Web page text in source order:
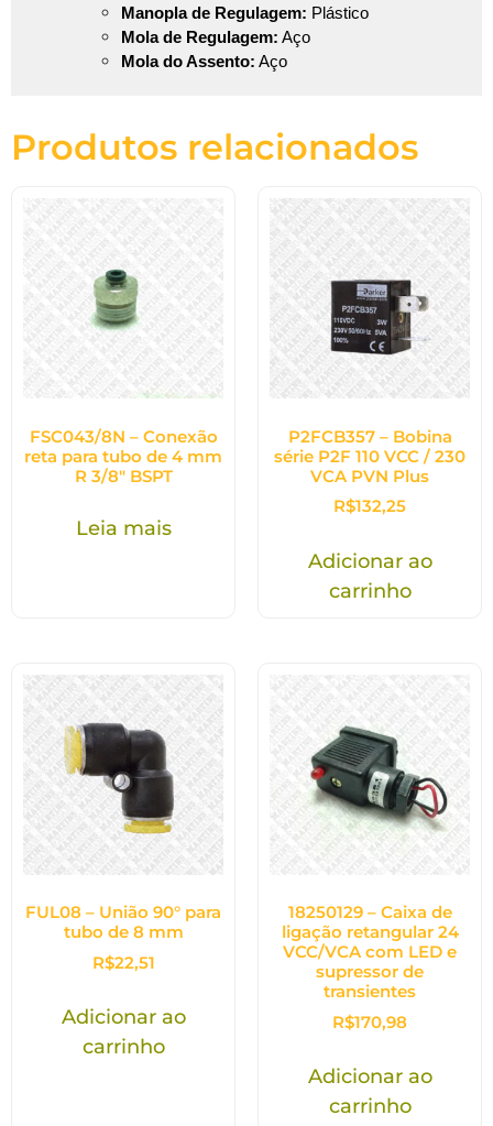
Manopla de Regulagem: Plástico
Mola de Regulagem: Aço
Mola do Assento: Aço
Produtos relacionados
FSC043/8N – Conexão
reta para tubo de 4 mm
R 3/8″ BSPT
Leia mais
P2FCB357 – Bobina
série P2F 110 VCC / 230
VCA PVN Plus
R$132,25
Adicionar ao
carrinho
FUL08 – União 90° para
tubo de 8 mm
R$22,51
Adicionar ao
carrinho
18250129 – Caixa de
ligação retangular 24
VCC/VCA com LED e
supressor de
transientes
R$170,98
Adicionar ao
carrinho